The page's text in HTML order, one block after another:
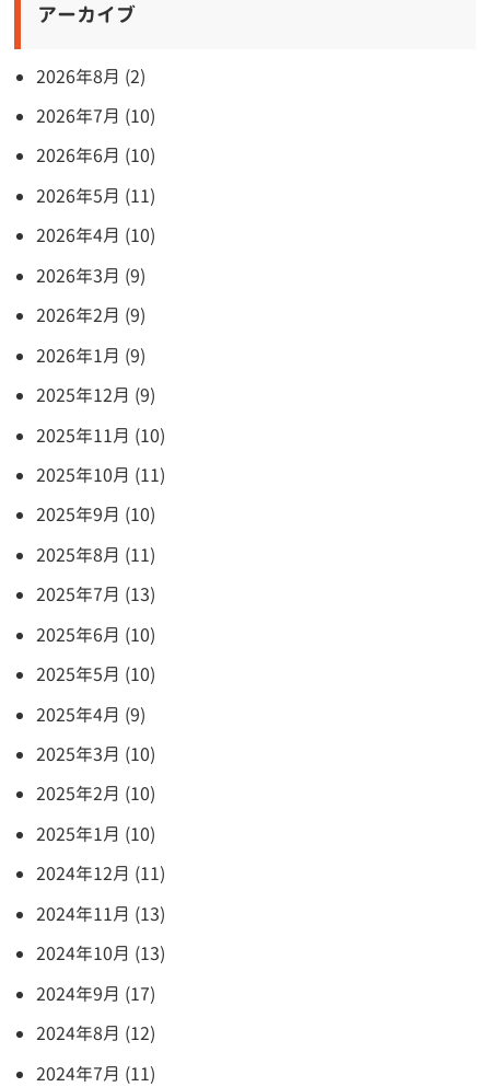
アーカイブ
2026年8月 (2)
2026年7月 (10)
2026年6月 (10)
2026年5月 (11)
2026年4月 (10)
2026年3月 (9)
2026年2月 (9)
2026年1月 (9)
2025年12月 (9)
2025年11月 (10)
2025年10月 (11)
2025年9月 (10)
2025年8月 (11)
2025年7月 (13)
2025年6月 (10)
2025年5月 (10)
2025年4月 (9)
2025年3月 (10)
2025年2月 (10)
2025年1月 (10)
2024年12月 (11)
2024年11月 (13)
2024年10月 (13)
2024年9月 (17)
2024年8月 (12)
2024年7月 (11)